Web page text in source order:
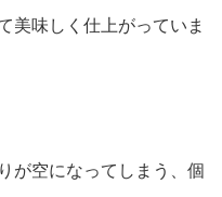
美味しく仕上がっていま
が空になってしまう、個